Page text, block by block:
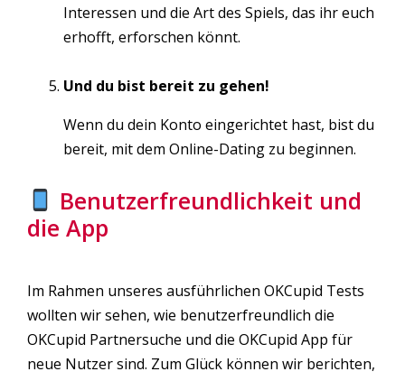
Interessen und die Art des Spiels, das ihr euch
erhofft, erforschen könnt.
Und du bist bereit zu gehen!
Wenn du dein Konto eingerichtet hast, bist du
bereit, mit dem Online-Dating zu beginnen.
Benutzerfreundlichkeit und
die App
Im Rahmen unseres ausführlichen OKCupid Tests
wollten wir sehen, wie benutzerfreundlich die
OKCupid Partnersuche und die OKCupid App für
neue Nutzer sind. Zum Glück können wir berichten,